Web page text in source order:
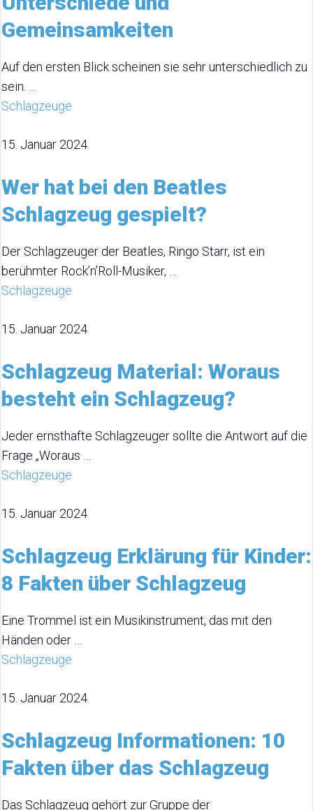
Gemeinsamkeiten
Auf den ersten Blick scheinen sie sehr unterschiedlich zu
sein. …
Schlagzeuge
15. Januar 2024
Wer hat bei den Beatles
Schlagzeug gespielt?
Der Schlagzeuger der Beatles, Ringo Starr, ist ein
berühmter Rock’n’Roll-Musiker, …
Schlagzeuge
15. Januar 2024
Schlagzeug Material: Woraus
besteht ein Schlagzeug?
Jeder ernsthafte Schlagzeuger sollte die Antwort auf die
Frage „Woraus …
Schlagzeuge
15. Januar 2024
Schlagzeug Erklärung für Kinder:
8 Fakten über Schlagzeug
Eine Trommel ist ein Musikinstrument, das mit den
Händen oder …
Schlagzeuge
15. Januar 2024
Schlagzeug Informationen: 10
Fakten über das Schlagzeug
Das Schlagzeug gehört zur Gruppe der